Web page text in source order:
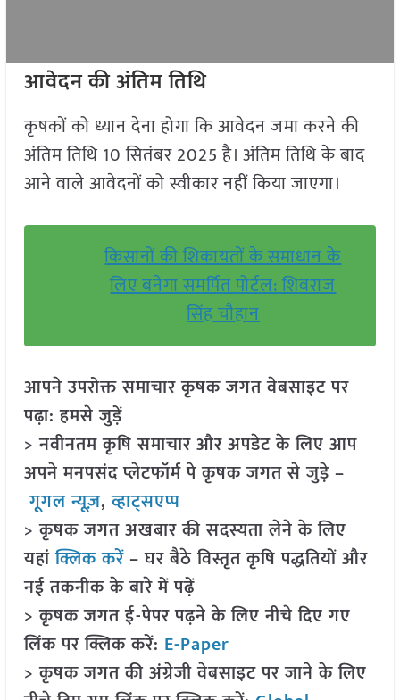
आवेदन की अंतिम तिथि
कृषकों को ध्यान देना होगा कि आवेदन जमा करने की
अंतिम तिथि 10 सितंबर 2025 है। अंतिम तिथि के बाद
आने वाले आवेदनों को स्वीकार नहीं किया जाएगा।
किसानों की शिकायतों के समाधान के
लिए बनेगा समर्पित पोर्टल: शिवराज
सिंह चौहान
आपने उपरोक्त समाचार कृषक जगत वेबसाइट पर
पढ़ा: हमसे जुड़ें
> नवीनतम कृषि समाचार और अपडेट के लिए आप
अपने मनपसंद प्लेटफॉर्म पे कृषक जगत से जुड़े –
गूगल न्यूज़,व्हाट्सएप्प
> कृषक जगत अखबार की सदस्यता लेने के लिए
यहांक्लिक करें– घर बैठे विस्तृत कृषि पद्धतियों और
नई तकनीक के बारे में पढ़ें
> कृषक जगत ई-पेपर पढ़ने के लिए नीचे दिए गए
लिंक पर क्लिक करें: E-Paper
> कृषक जगत की अंग्रेजी वेबसाइट पर जाने के लिए